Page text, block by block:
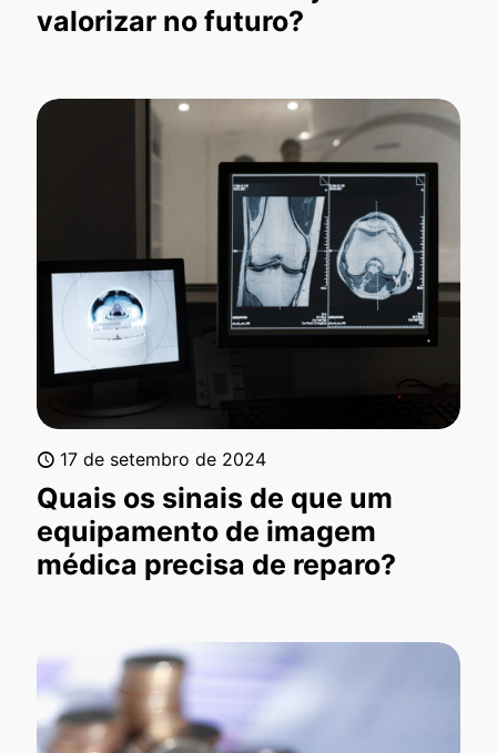
valorizar no futuro?
17 de setembro de 2024
Quais os sinais de que um
equipamento de imagem
médica precisa de reparo?